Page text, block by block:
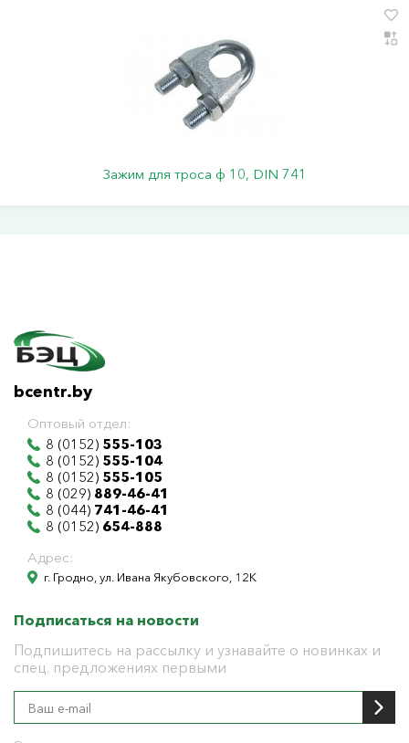
Зажим для троса ф 10, DIN 741
bcentr.by
Оптовый отдел:
8 (0152) 555-103
8 (0152) 555-104
8 (0152) 555-105
8 (029) 889-46-41
8 (044) 741-46-41
8 (0152) 654-888
Адрес:
г. Гродно, ул. Ивана Якубовского, 12К
Подписаться на новости
Подпишитесь на рассылку и узнавайте о новинках и
спец. предложениях первыми